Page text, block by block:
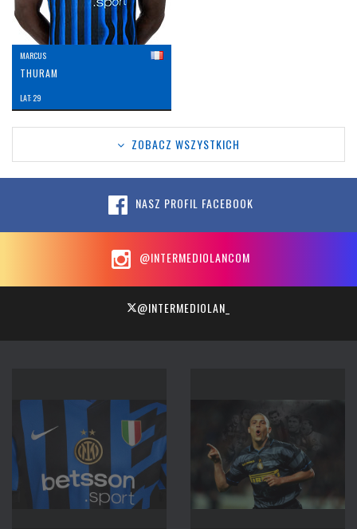
MARCUS
THURAM
LAT: 29
ZOBACZ WSZYSTKICH
NASZ PROFIL FACEBOOK
@INTERMEDIOLANCOM
@INTERMEDIOLAN_